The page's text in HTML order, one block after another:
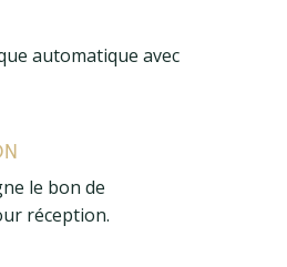
automatique avec
le bon de
réception.